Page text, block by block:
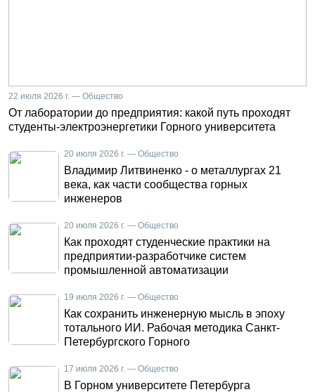
22 июля 2026 г. — Общество
От лаборатории до предприятия: какой путь проходят
студенты-электроэнергетики Горного университета
20 июля 2026 г. — Общество
Владимир Литвиненко - о металлургах 21
века, как части сообщества горных
инженеров
20 июля 2026 г. — Общество
Как проходят студенческие практики на
предприятии-разработчике систем
промышленной автоматизации
19 июля 2026 г. — Общество
Как сохранить инженерную мысль в эпоху
тотального ИИ. Рабочая методика Санкт-
Петербургского Горного
17 июля 2026 г. — Общество
В Горном университете Петербурга